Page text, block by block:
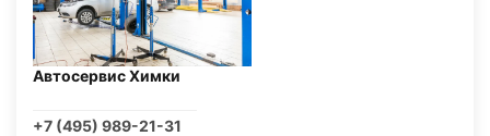
Автосервис Химки
+7 (495) 989-21-31